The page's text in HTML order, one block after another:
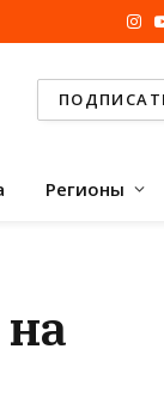
Регионы